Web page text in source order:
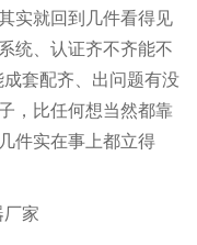
实就回到几件看得见
统、认证齐不齐能不
套配齐、出问题有没
，比任何想当然都靠
件实在事上都立得